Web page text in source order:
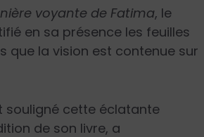
voyante de Fatima, le
en sa présence les feuilles
que la vision est contenue sur
souligné cette éclatante
de son livre, a